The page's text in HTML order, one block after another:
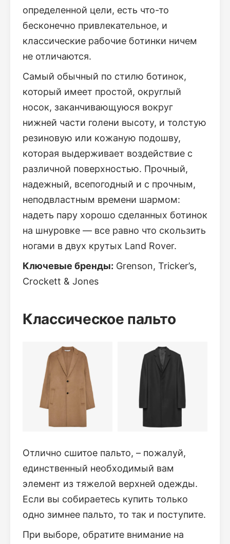
определенной цели, есть что-то
бесконечно привлекательное, и
классические рабочие ботинки ничем
не отличаются.
Самый обычный по стилю ботинок,
который имеет простой, округлый
носок, заканчивающуюся вокруг
нижней части голени высоту, и толстую
резиновую или кожаную подошву,
которая выдерживает воздействие с
различной поверхностью. Прочный,
надежный, всепогодный и с прочным,
неподвластным времени шармом:
надеть пару хорошо сделанных ботинок
на шнуровке — все равно что скользить
ногами в двух крутых Land Rover.
Ключевые бренды: Grenson, Tricker’s,
Crockett & Jones
Классическое пальто
Отлично сшитое пальто, – пожалуй,
единственный необходимый вам
элемент из тяжелой верхней одежды.
Если вы собираетесь купить только
одно зимнее пальто, то так и поступите.
При выборе, обратите внимание на